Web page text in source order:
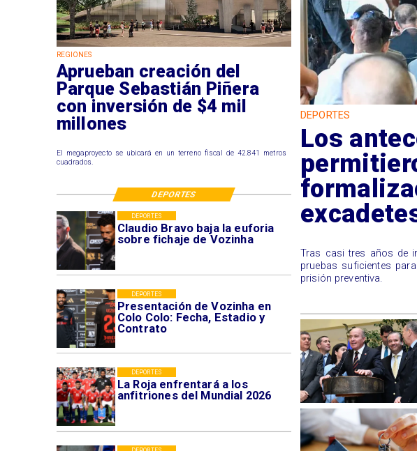
Claudio Bravo baja la euforia
sobre fichaje de Vozinha
DEPORTES
Presentación de Vozinha en
Colo Colo: Fecha, Estadio y
Contrato
DEPORTES
La Roja enfrentará a los
anfitriones del Mundial 2026
DEPORTES
REGIONES
Aprueban creación del
Parque Sebastián Piñera
con inversión de $4 mil
millones
El megaproyecto se ubicará en un terreno fiscal de 42.841 metros
cuadrados.
DEPORTES
Los
​Tras casi tres años de
pruebas suficientes
prisión preventiva.
DEPORTES